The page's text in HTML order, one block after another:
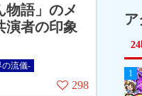
物語」のメ
演者の印象
の流儀-
298
1